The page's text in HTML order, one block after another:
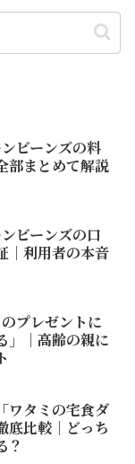
ビーンズの料
部まとめて解説
ビーンズの口
｜利用者の本音
プレゼントに
」｜高齢の親に
ワタミの宅食ダ
底比較｜どっち
？